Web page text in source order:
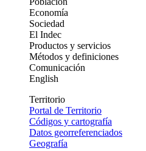
Economía
Sociedad
El Indec
Productos y servicios
Métodos y definiciones
Comunicación
English
Territorio
Portal de Territorio
Códigos y cartografía
Datos georreferenciados
Geografía